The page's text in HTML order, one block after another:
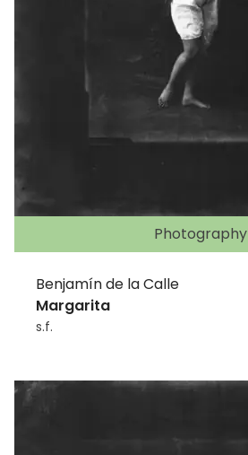
Photography
Benjamín de la Calle
Margarita
s.f.